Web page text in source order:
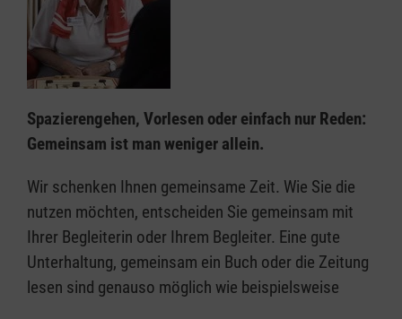
Spazierengehen, Vorlesen oder einfach nur Reden:
Gemeinsam ist man weniger allein.
Wir schenken Ihnen gemeinsame Zeit. Wie Sie die
nutzen möchten, entscheiden Sie gemeinsam mit
Ihrer Begleiterin oder Ihrem Begleiter. Eine gute
Unterhaltung, gemeinsam ein Buch oder die Zeitung
lesen sind genauso möglich wie beispielsweise